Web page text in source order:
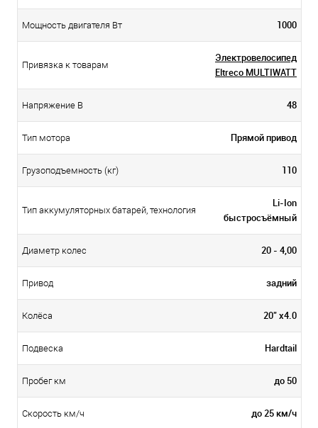
Мощность двигателя Вт 1000
Привязка к товарам
Электровелосипед
Eltreco MULTIWATT
Напряжение В 48
Тип мотора Прямой привод
Грузоподъемность (кг) 110
Тип аккумуляторных батарей, технология
Li-Ion
быстросъёмный
Диаметр колес 20 - 4,00
Привод задний
Колёса 20" x4.0
Подвеска Hardtail
Пробег км до 50
Скорость км/ч до 25 км/ч